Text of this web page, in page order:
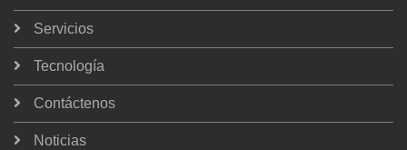
Servicios
Tecnología
Contáctenos
Noticias